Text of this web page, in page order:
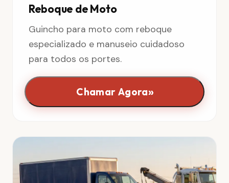
Reboque de Moto
Guincho para moto com reboque
especializado e manuseio cuidadoso
para todos os portes.
Chamar Agora»